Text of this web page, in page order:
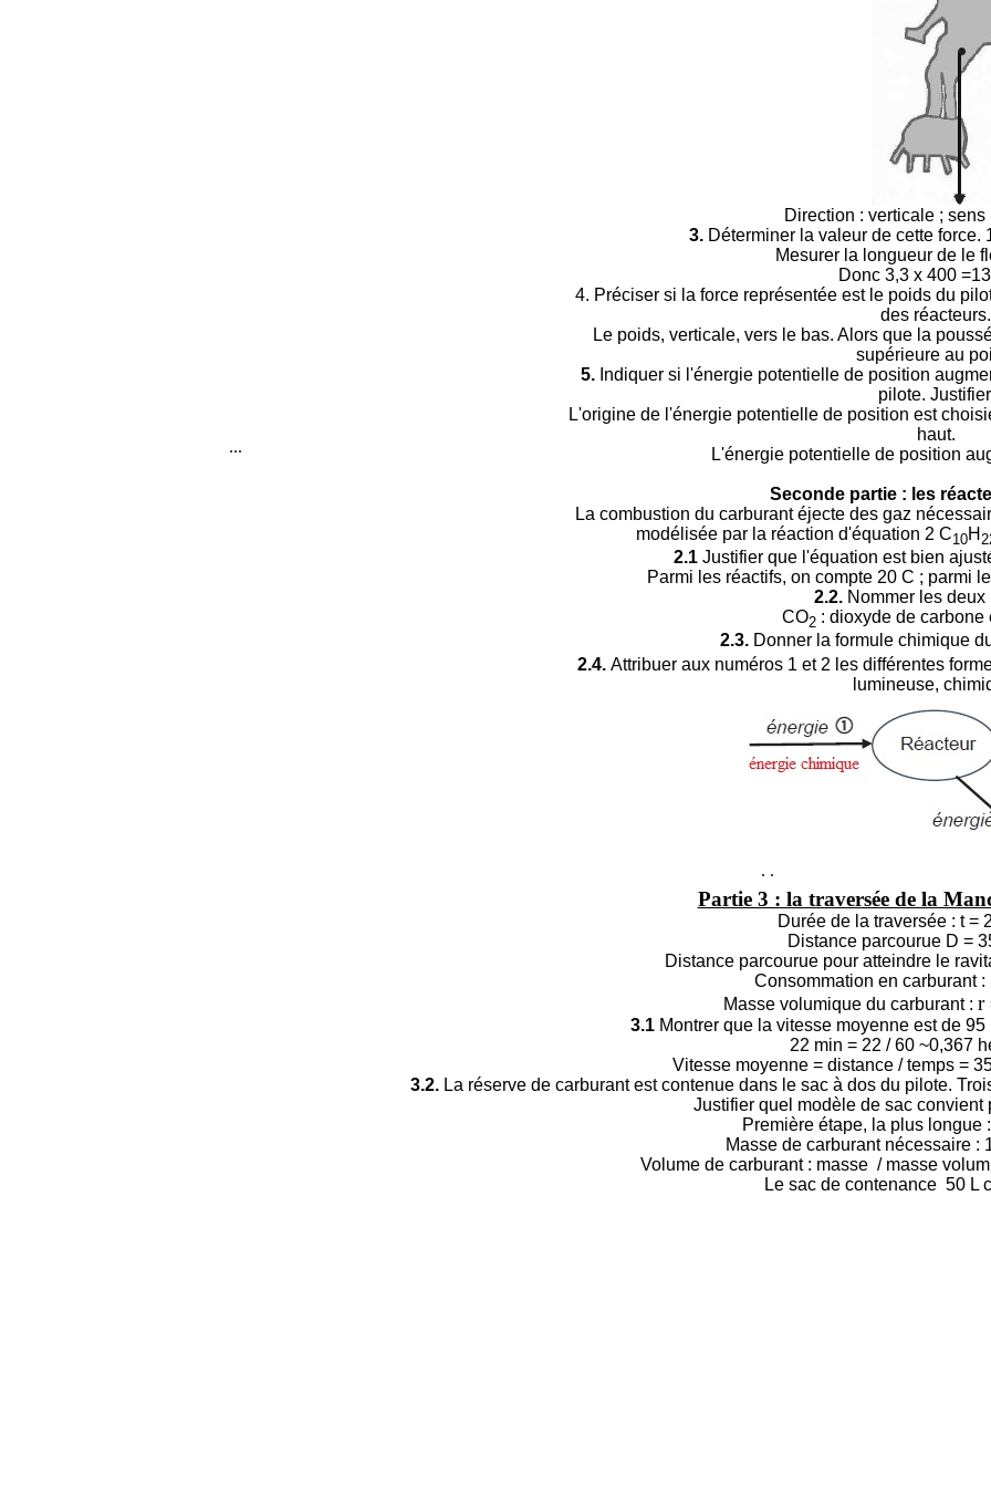
...
Direction : verticale ; sens
3. Déterminer la valeur de cette force.
Mesurer la longueur de le
Donc 3,3 x 400
4. Préciser si la force représentée est le poids du
des réacteurs.
Le poids, verticale, vers le bas. Alors que la
supérieure au
5. Indiquer si l'énergie potentielle de position
pilote.
L'origine de l'énergie potentielle de position est
haut.
L'énergie potentielle de position
Seconde partie : les
La combustion du carburant éjecte des gaz
modélisée par la réaction d'équation 2 C10H
2.1Justifier que l'équation est bien
Parmi les réactifs, on compte 20 C ; parmi
2.2. Nommer les deux
CO2 : dioxyde de carbone
2.3. Donner la formule chimique
2.4. Attribuer aux numéros 1 et 2 les différentes
lumineuse,
. .
Partie 3 : la traversée de la
Durée de la traversée : t =
Distance parcourue D =
Distance parcourue pour atteindre le
Consommation en carburant :
Masse volumique du carburant : r
3.1 Montrer que la vitesse moyenne est de
22 min = 22 / 60 ~0,367
Vitesse moyenne = distance / temps =
3.2.La réserve de carburant est contenue dans le sac à dos du pilote.
Justifier quel modèle de sac convient
Première étape, la plus longue
Masse de carburant nécessaire :
Volume de carburant : masse / masse
Le sac de contenance 50 L